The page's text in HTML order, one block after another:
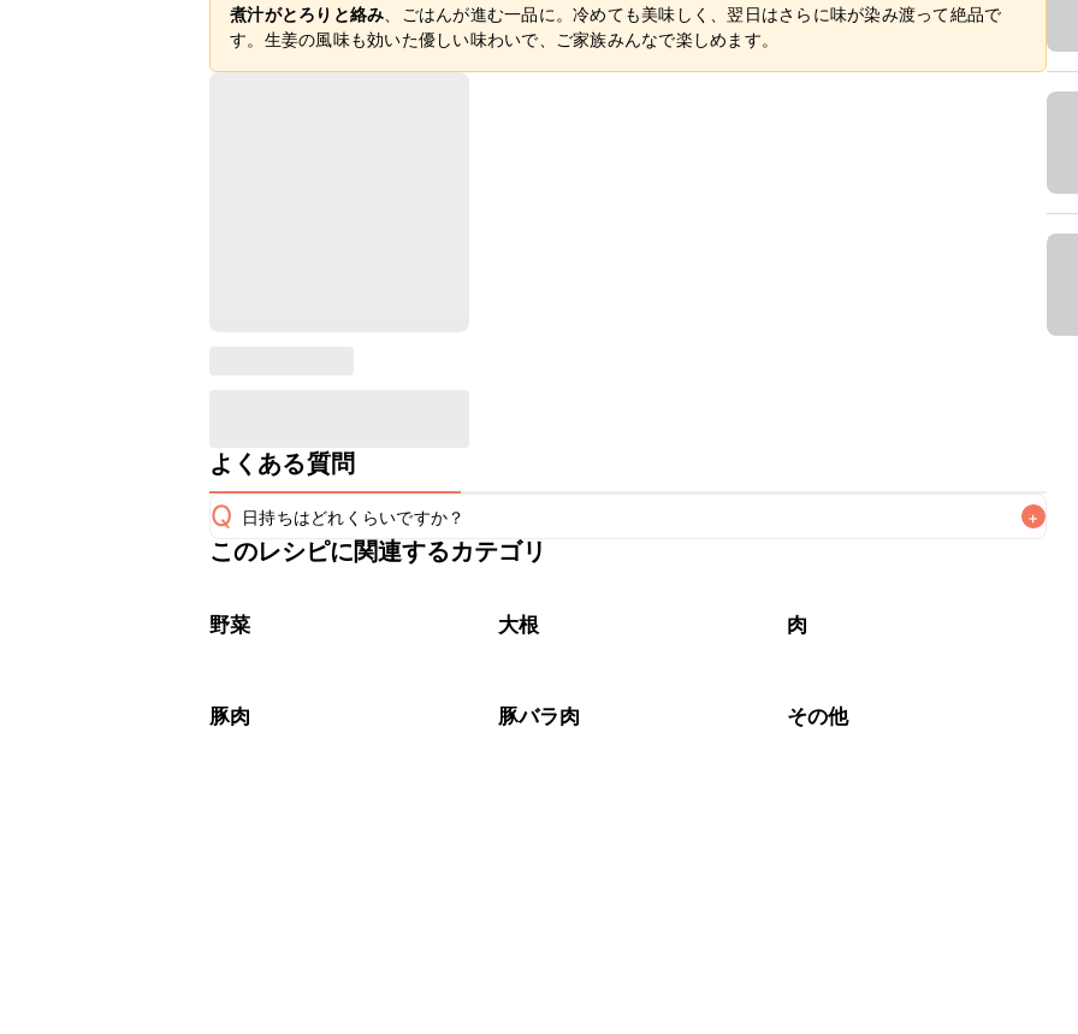
煮汁がとろりと絡み 、ごはんが進む一品に。冷めても美味しく、翌日はさらに味が染み渡って絶品で
す。生姜の風味も効いた優しい味わいで、ご家族みんなで楽しめます。
よくある質問
Q 日持ちはどれくらいですか？ +
保存期間は冷蔵で翌日中が目安です。なるべくお早めにお召し上がりください。
※日持ちは目安です。
このレシピに関連するカテゴリ
野菜 大根 肉
豚肉 豚バラ肉 その他